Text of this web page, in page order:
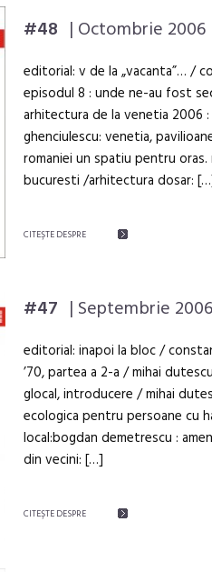
#48 | Octombrie 2006
editorial: v de la „vacanta”… /
episodul 8 : unde ne-au fost
arhitectura de la venetia 2006
ghenciulescu: venetia,
romaniei un spatiu pentru
bucuresti /arhitectura dosar:
CITEŞTE DESPRE
#47 | Septembrie 2006
editorial: inapoi la bloc /
’70, partea a 2-a / mihai
glocal, introducere / mihai
ecologica pentru persoane cu
local:bogdan demetrescu :
din vecini: […]
CITEŞTE DESPRE